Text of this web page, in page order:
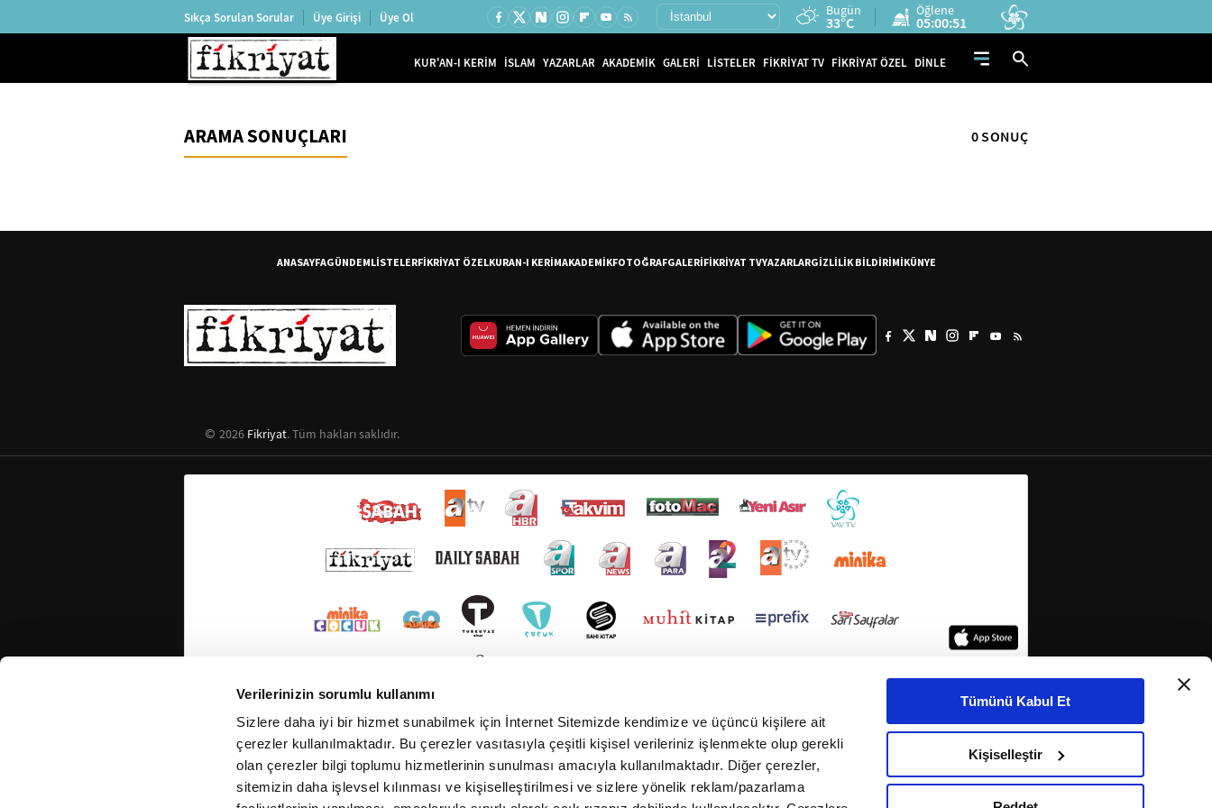
Verilerinizin sorumlu kullanımı
Sizlere daha iyi bir hizmet sunabilmek için İnternet Sitemizde kendimize ve üçüncü kişilere ait
çerezler kullanılmaktadır. Bu çerezler vasıtasıyla çeşitli kişisel verileriniz işlenmekte olup gerekli
olan çerezler bilgi toplumu hizmetlerinin sunulması amacıyla kullanılmaktadır. Diğer çerezler,
sitemizin daha işlevsel kılınması ve kişiselleştirilmesi ve sizlere yönelik reklam/pazarlama
Tümünü Kabul Et
Kişiselleştir
Sıkça Sorulan Sorular Üye Girişi Üye Ol Bugün
33°C
Öğlene
05:00:51
KUR'AN-I KERİM İSLAM YAZARLAR AKADEMİK GALERİ LİSTELER FİKRİYAT TV FİKRİYAT ÖZEL DİNLE
ARAMA SONUÇLARI 0 SONUÇ
ANASAYFAGÜNDEMLİSTELERFİKRİYAT ÖZELKURAN-I KERİMAKADEMİKFOTOĞRAFGALERİFİKRİYAT TVYAZARLARGİZLİLİK BİLDİRİMİKÜNYE
2026 Fikriyat. Tüm hakları saklıdır.